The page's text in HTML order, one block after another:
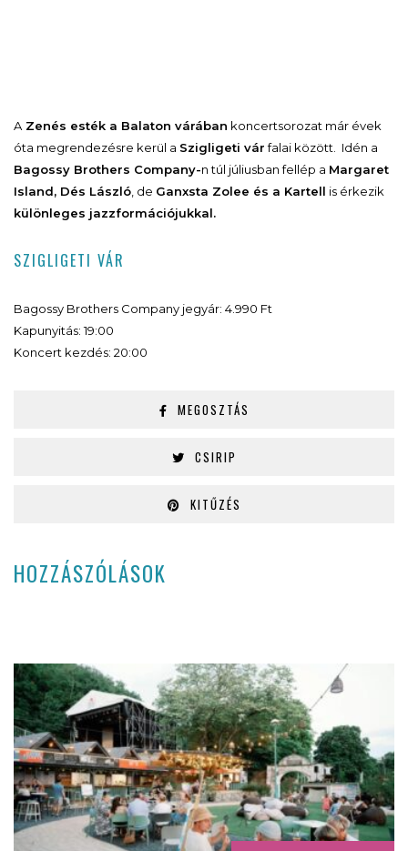
A Zenés esték a Balaton várában koncertsorozat már évek
óta megrendezésre kerül a Szigligeti várfalai között. Idén a
Bagossy Brothers Company-n túl júliusban fellép a Margaret
Island, Dés László , de Ganxsta Zolee és a Kartell is érkezik
különleges jazzformációjukkal.
SZIGLIGETI VÁR
Bagossy Brothers Company jegyár: 4.990 Ft
Kapunyitás: 19:00
Koncert kezdés: 20:00
MEGOSZTÁS
CSIRIP
KITŰZÉS
HOZZÁSZÓLÁSOK